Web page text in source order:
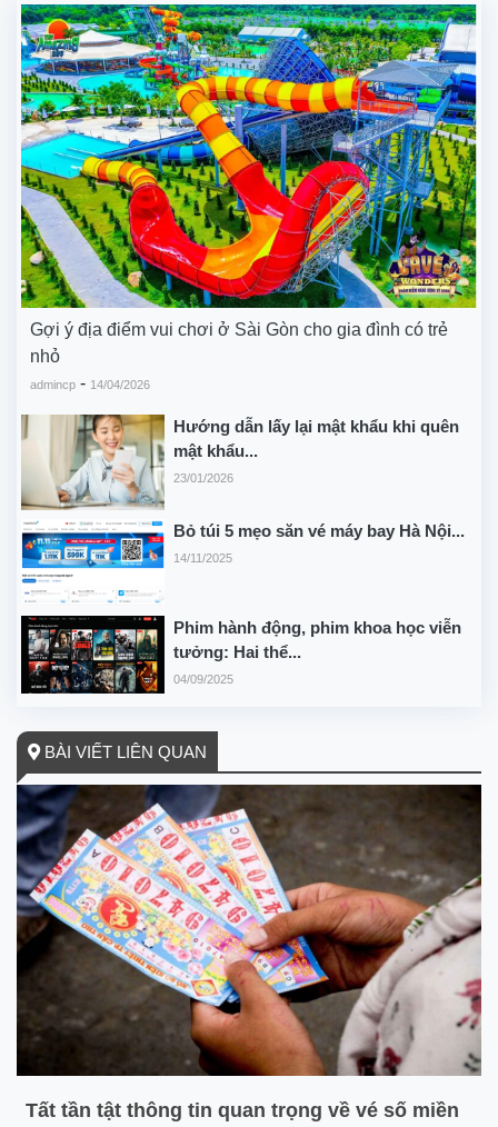
Gợi ý địa điểm vui chơi ở Sài Gòn cho gia đình có trẻ
nhỏ
admincp - 14/04/2026
Hướng dẫn lấy lại mật khẩu khi quên
mật khẩu...
23/01/2026
Bỏ túi 5 mẹo săn vé máy bay Hà Nội...
14/11/2025
Phim hành động, phim khoa học viễn
tưởng: Hai thể...
04/09/2025
BÀI VIẾT LIÊN QUAN
Tất tần tật thông tin quan trọng về vé số miền